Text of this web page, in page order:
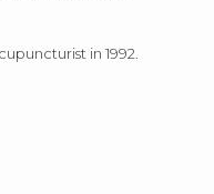
in 1992.